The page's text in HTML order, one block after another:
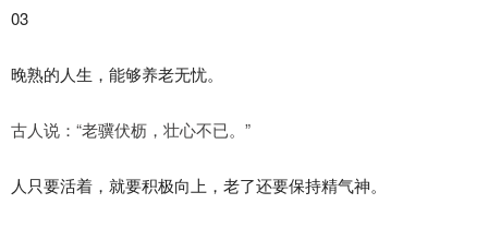
03
晚熟的人生，能够养老无忧。
古人说：“老骥伏枥，壮心不已。”
人只要活着，就要积极向上，老了还要保持精气神。